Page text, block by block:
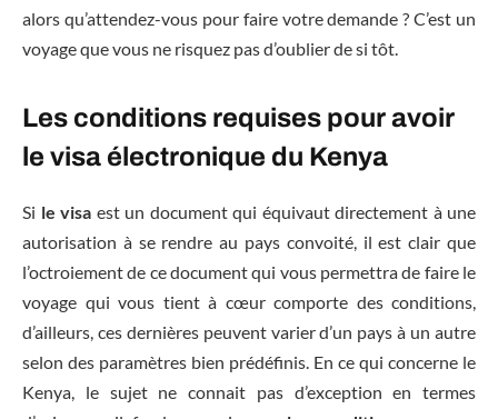
alors qu’attendez-vous pour faire votre demande ? C’est un
voyage que vous ne risquez pas d’oublier de si tôt.
Les conditions requises pour avoir
le visa électronique du Kenya
Si le visa est un document qui équivaut directement à une
autorisation à se rendre au pays convoité, il est clair que
l’octroiement de ce document qui vous permettra de faire le
voyage qui vous tient à cœur comporte des conditions,
d’ailleurs, ces dernières peuvent varier d’un pays à un autre
selon des paramètres bien prédéfinis. En ce qui concerne le
Kenya, le sujet ne connait pas d’exception en termes